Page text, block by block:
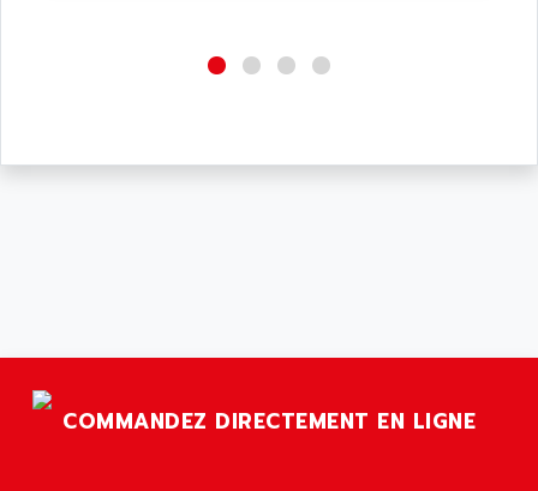
COMMANDEZ DIRECTEMENT EN LIGNE